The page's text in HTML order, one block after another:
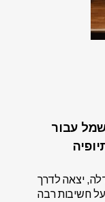
עבור
יצאה לדרך
חשיבות רבה